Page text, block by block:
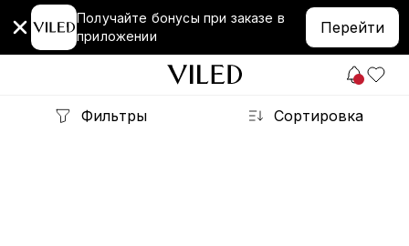
Получайте бонусы при заказе в
приложении
Перейти
Фильтры Сортировка